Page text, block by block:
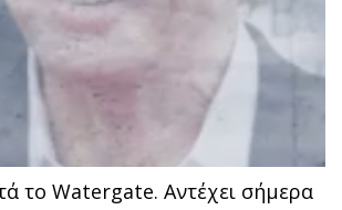
το Watergate. Aντέχει σήμερα